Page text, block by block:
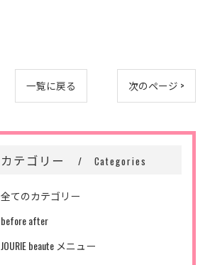
一覧に戻る 次のページ >
カテゴリー Categories
全てのカテゴリー
before after
JOURIE beaute メニュー